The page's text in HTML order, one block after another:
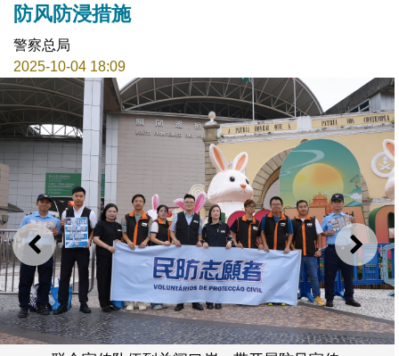
防风防浸措施
警察总局
2025-10-04 18:09
上一则 下一